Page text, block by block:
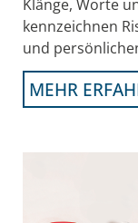
Klänge, Worte
kennzeichnen
und
MEHR